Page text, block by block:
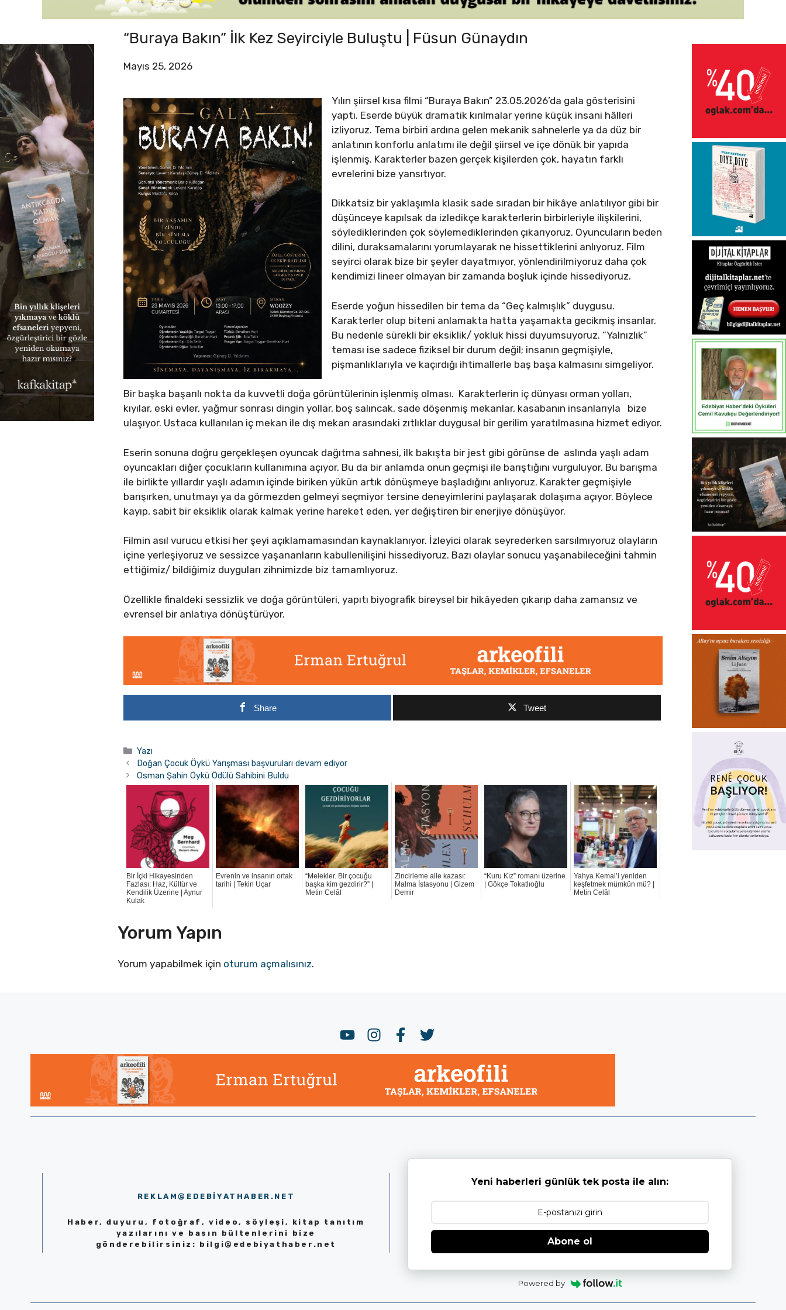
“Buraya Bakın” İlk Kez Seyirciyle Buluştu | Füsun Günaydın
Mayıs 25, 2026
Yılın şiirsel kısa filmi “Buraya Bakın” 23.05.2026’da gala gösterisini
yaptı. Eserde büyük dramatik kırılmalar yerine küçük insani hâlleri
izliyoruz. Tema birbiri ardına gelen mekanik sahnelerle ya da düz bir
anlatının konforlu anlatımı ile değil şiirsel ve içe dönük bir yapıda
işlenmiş. Karakterler bazen gerçek kişilerden çok, hayatın farklı
evrelerini bize yansıtıyor.
Dikkatsiz bir yaklaşımla klasik sade sıradan bir hikâye anlatılıyor gibi bir
düşünceye kapılsak da izledikçe karakterlerin birbirleriyle ilişkilerini,
söylediklerinden çok söylemediklerinden çıkarıyoruz. Oyuncuların beden
dilini, duraksamalarını yorumlayarak ne hissettiklerini anlıyoruz. Film
seyirci olarak bize bir şeyler dayatmıyor, yönlendirilmiyoruz daha çok
kendimizi lineer olmayan bir zamanda boşluk içinde hissediyoruz.
Eserde yoğun hissedilen bir tema da “Geç kalmışlık” duygusu.
Karakterler olup biteni anlamakta hatta yaşamakta gecikmiş insanlar.
Bu nedenle sürekli bir eksiklik/ yokluk hissi duyumsuyoruz. “Yalnızlık”
teması ise sadece fiziksel bir durum değil; insanın geçmişiyle,
pişmanlıklarıyla ve kaçırdığı ihtimallerle baş başa kalmasını simgeliyor.
Bir başka başarılı nokta da kuvvetli doğa görüntülerinin işlenmiş olması. Karakterlerin iç dünyası orman yolları,
kıyılar, eski evler, yağmur sonrası dingin yollar, boş salıncak, sade döşenmiş mekanlar, kasabanın insanlarıyla bize
ulaşıyor. Ustaca kullanılan iç mekan ile dış mekan arasındaki zıtlıklar duygusal bir gerilim yaratılmasına hizmet ediyor.
Eserin sonuna doğru gerçekleşen oyuncak dağıtma sahnesi, ilk bakışta bir jest gibi görünse de aslında yaşlı adam
oyuncakları diğer çocukların kullanımına açıyor. Bu da bir anlamda onun geçmişi ile barıştığını vurguluyor. Bu barışma
ile birlikte yıllardır yaşlı adamın içinde biriken yükün artık dönüşmeye başladığını anlıyoruz. Karakter geçmişiyle
barışırken, unutmayı ya da görmezden gelmeyi seçmiyor tersine deneyimlerini paylaşarak dolaşıma açıyor. Böylece
kayıp, sabit bir eksiklik olarak kalmak yerine hareket eden, yer değiştiren bir enerjiye dönüşüyor.
Filmin asıl vurucu etkisi her şeyi açıklamamasından kaynaklanıyor. İzleyici olarak seyrederken sarsılmıyoruz olayların
içine yerleşiyoruz ve sessizce yaşananların kabullenilişini hissediyoruz. Bazı olaylar sonucu yaşanabileceğini tahmin
ettiğimiz/ bildiğimiz duyguları zihnimizde biz tamamlıyoruz.
Özellikle finaldeki sessizlik ve doğa görüntüleri, yapıtı biyografik bireysel bir hikâyeden çıkarıp daha zamansız ve
evrensel bir anlatıya dönüştürüyor.
Share Tweet
Kategoriler
Yazı
Doğan Çocuk Öykü Yarışması başvuruları devam ediyor
Osman Şahin Öykü Ödülü Sahibini Buldu
Bir İçki Hikayesinden
Fazlası: Haz, Kültür ve
Kendilik Üzerine | Aynur
Kulak
Evrenin ve insanın ortak
tarihi | Tekin Uçar
“Melekler. Bir çocuğu
başka kim gezdirir?” |
Metin Celâl
Zincirleme aile kazası:
Malma İstasyonu | Gizem
Demir
“Kuru Kız” romanı üzerine
| Gökçe Tokatlıoğlu
Yahya Kemal’i yeniden
keşfetmek mümkün mü? |
Metin Celâl
Yorum Yapın
Yorum yapabilmek için oturum açmalısınız.
REKLAM@EDEBIYATHABER.NET
Haber, duyuru, fotoğraf, video, söyleşi, kitap tanıtım
yazılarını ve basın bültenlerini bize
gönderebilirsiniz: bilgi@edebiyathaber.net
Yeni haberleri günlük tek posta ile alın:
Abone ol
Powered by